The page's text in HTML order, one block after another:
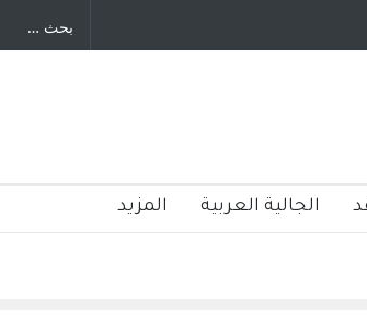
الجالية العربية المزيد